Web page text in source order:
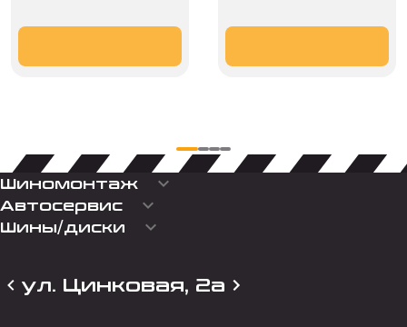
Шиномонтаж keyboard_arrow_down
Автосервис keyboard_arrow_down
Шины/диски keyboard_arrow_down
ул. Цинковая, 2а